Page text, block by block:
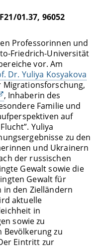
01.37, 96052
Professorinnen und
Friedrich-Universität
vor. Am
Dr. Yuliya Kosyakova
, Inhaberin des
Familie und
auf
Yuliya
zu den
und Ukrainern
der russischen
Gewalt sowie die
Gewalt für
in den Zielländern
aktuelle
in
sowie zu
Bevölkerung zu
Eintritt zur